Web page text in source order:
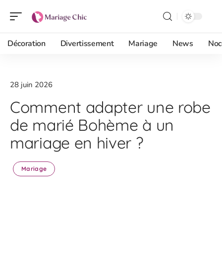
Décoration Divertissement Mariage News
28 juin 2026
Comment adapter une robe
de marié Bohème à un
mariage en hiver ?
Mariage